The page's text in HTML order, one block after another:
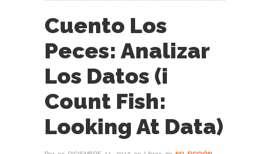
Cuento Los
Peces: Analizar
Los Datos (i
Count Fish:
Looking At Data)